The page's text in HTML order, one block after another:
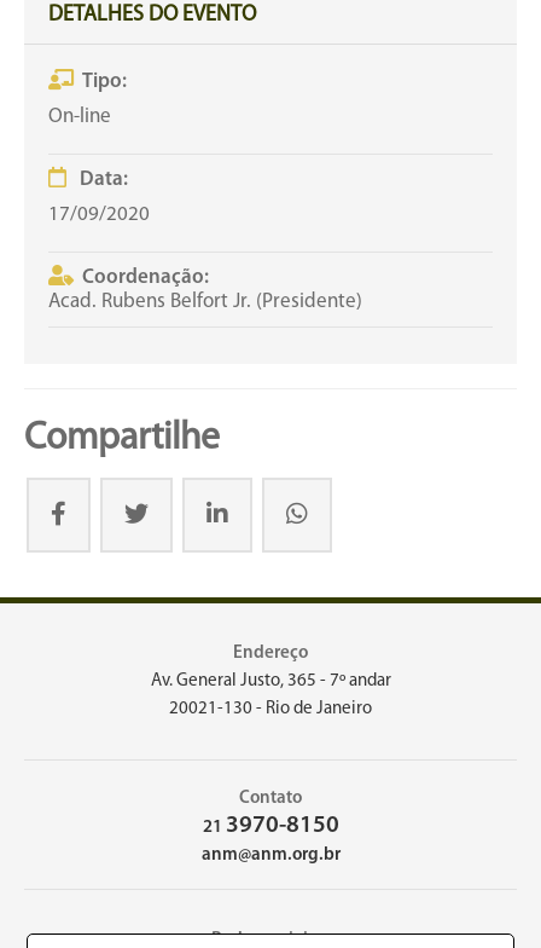
DETALHES DO EVENTO
Tipo:
On-line
Data:
17/09/2020
Coordenação:
Acad. Rubens Belfort Jr. (Presidente)
Compartilhe
Endereço
Av. General Justo, 365 - 7º andar
20021-130 - Rio de Janeiro
Contato
21 3970-8150
anm@anm.org.br
Redes sociais